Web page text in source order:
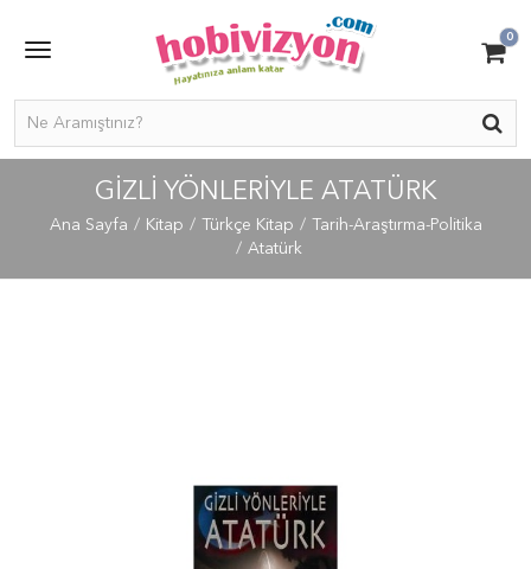
0
GIZLI YÖNLERIYLE ATATÜRK
Ana Sayfa Kitap Türkçe Kitap
Tarih-Araştırma-Politika
Atatürk